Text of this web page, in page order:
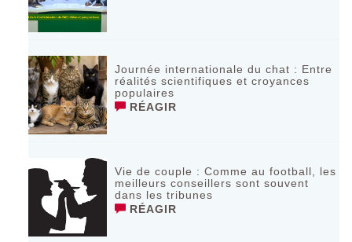
Journée internationale du chat : Entre
réalités scientifiques et croyances
populaires
RÉAGIR
Vie de couple : Comme au football, les
meilleurs conseillers sont souvent
dans les tribunes
RÉAGIR